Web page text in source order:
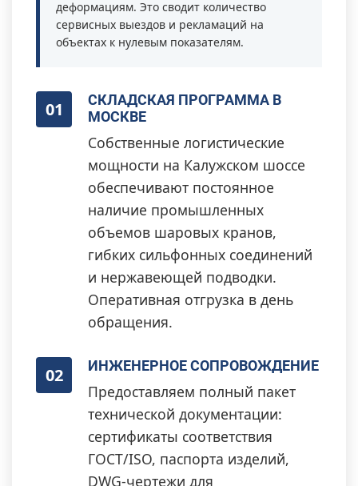
деформациям. Это сводит количество
сервисных выездов и рекламаций на
объектах к нулевым показателям.
01
СКЛАДСКАЯ ПРОГРАММА В
МОСКВЕ
Собственные логистические
мощности на Калужском шоссе
обеспечивают постоянное
наличие промышленных
объемов шаровых кранов,
гибких сильфонных соединений
и нержавеющей подводки.
Оперативная отгрузка в день
обращения.
02 ИНЖЕНЕРНОЕ СОПРОВОЖДЕНИЕ
Предоставляем полный пакет
технической документации:
сертификаты соответствия
ГОСТ/ISO, паспорта изделий,
DWG-чертежи для